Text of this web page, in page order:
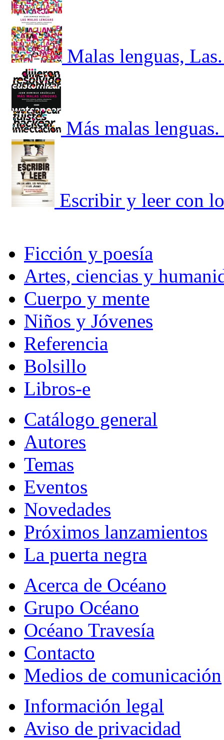
Malas lenguas,
Más malas
Escribir y leer con
Ficción y poesía
Artes, ciencias y
Cuerpo y mente
Niños y Jóvenes
Referencia
Bolsillo
Libros-e
Catálogo general
Autores
Temas
Eventos
Novedades
Próximos lanzamientos
La puerta negra
Acerca de Océano
Grupo Océano
Océano Travesía
Contacto
Medios de comunicación
Información legal
Aviso de privacidad